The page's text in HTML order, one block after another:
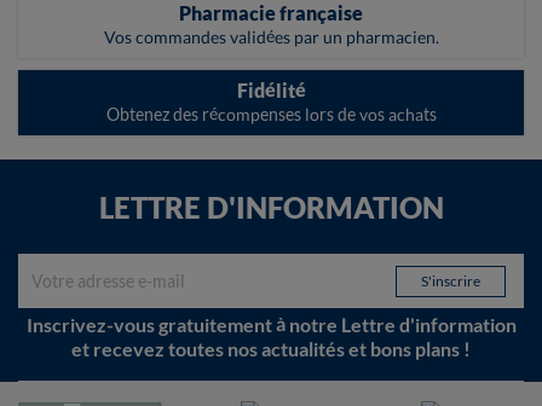
Pharmacie française
Vos commandes validées par un pharmacien.
Fidélité
Obtenez des récompenses lors de vos achats
LETTRE D'INFORMATION
Inscrivez-vous gratuitement à notre Lettre d'information
et recevez toutes nos actualités et bons plans !